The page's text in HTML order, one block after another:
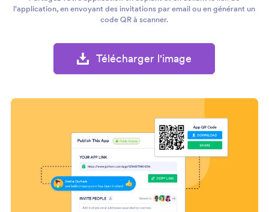
l'application, en envoyant des invitations par email ou en générant un
code QR à scanner.
Télécharger l'image